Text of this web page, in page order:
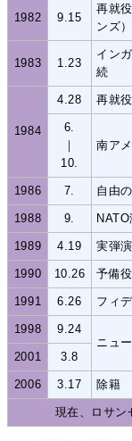
1982 9.15
再就
ンズ
1983 1.23
イン
続
1984
4.28 再就
6.
｜
10.
南ア
1986 7. 自由
1988 9.
1989 4.19 実弾
1990 10.26 予備
1991 6.26 フィ
1998
9.24
ニュ
2001
3.8
2006 3.17 除籍
現在、ロサン